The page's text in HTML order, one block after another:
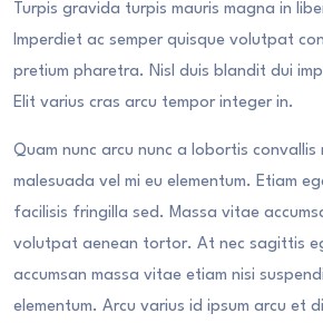
Turpis gravida turpis mauris magna in
Imperdiet ac semper quisque volutpat
pretium pharetra. Nisl duis blandit dui
Elit varius cras arcu tempor integer in.
Quam nunc arcu nunc a lobortis
malesuada vel mi eu elementum. Etiam
facilisis fringilla sed. Massa vitae
volutpat aenean tortor. At nec sagittis
accumsan massa vitae etiam nisi
elementum. Arcu varius id ipsum arcu et